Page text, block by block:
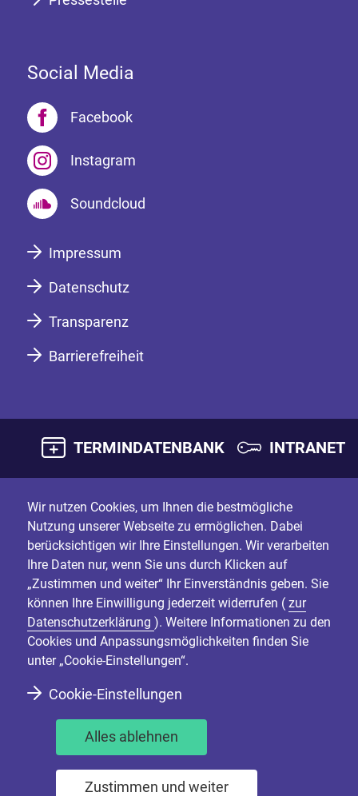
Social Media
Facebook
Instagram
Soundcloud
Impressum
Datenschutz
Transparenz
Barrierefreiheit
TERMINDATENBANK INTRANET
Wir nutzen Cookies, um Ihnen die bestmögliche
Nutzung unserer Webseite zu ermöglichen. Dabei
berücksichtigen wir Ihre Einstellungen. Wir verarbeiten
Ihre Daten nur, wenn Sie uns durch Klicken auf
„Zustimmen und weiter“ Ihr Einverständnis geben. Sie
können Ihre Einwilligung jederzeit widerrufen ( zur
Datenschutzerklärung ). Weitere Informationen zu den
Cookies und Anpassungsmöglichkeiten finden Sie
unter „Cookie-Einstellungen“.
Cookie-Einstellungen
Alles ablehnen
Zustimmen und weiter